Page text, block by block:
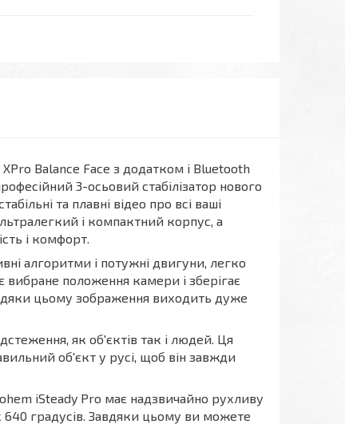
Balance Face з додатком і Bluetooth
3-осьовий стабілізатор нового
та плавні відео про всі ваші
і компактний корпус, а
і комфорт.
алгоритми і потужні двигуни, легко
вибране положення камери і зберігає
цьому зображення виходить дуже
як об'єктів так і людей. Ця
об'єкт у русі, щоб він завжди
iSteady Pro має надзвичайно рухливу
градусів. Завдяки цьому ви можете